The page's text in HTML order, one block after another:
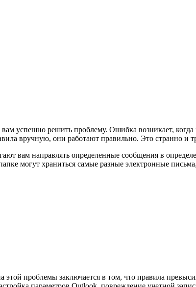
успешно решить проблему. Ошибка возникает, когда
вручную, они работают правильно. Это странно и
вам направлять определенные сообщения в
могут храниться самые разные электронные
проблемы заключается в том, что правила